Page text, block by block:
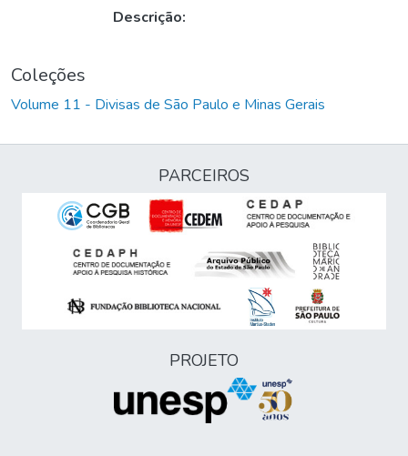
Descrição:
Coleções
Volume 11 - Divisas de São Paulo e Minas Gerais
PARCEIROS
PROJETO